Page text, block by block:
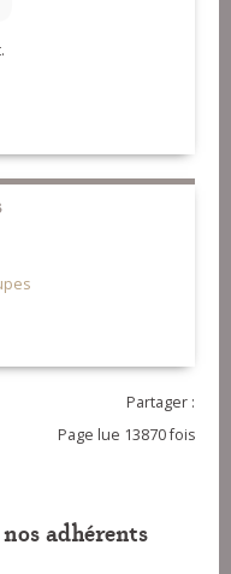
Partager :
Page lue 13870 fois
adhérents